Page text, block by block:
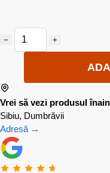
− +
Vrei să vezi produsul
Sibiu, Dumbrăvii
Adresă →